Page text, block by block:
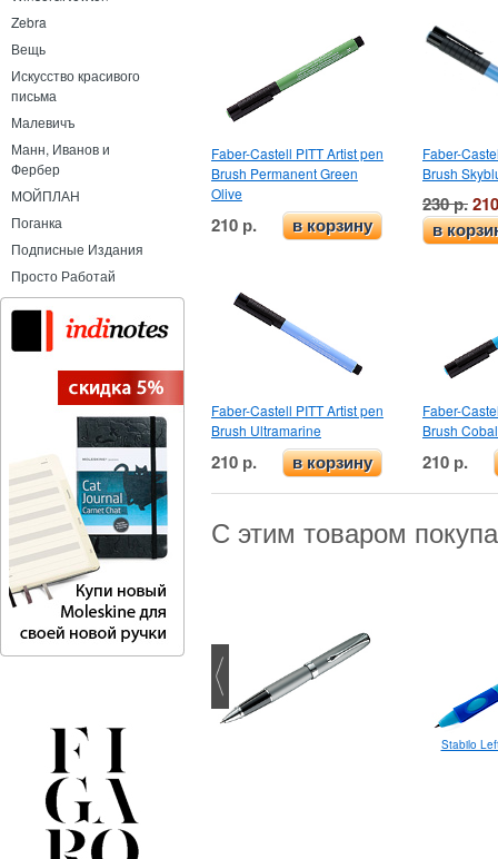
Zebra
Вещь
Искусство красивого
письма
Малевичъ
Манн, Иванов и
Фербер
МОЙПЛАН
Поганка
Подписные Издания
Просто Работай
Faber-Castell PITT Artist pen
Brush Permanent Green
Olive
210 р. в корзину
Faber-
Brush
230 р.
в
Faber-Castell PITT Artist pen
Brush Ultramarine
210 р. в корзину
Faber-
Brush
210 р.
С этим товаром
Stabilo